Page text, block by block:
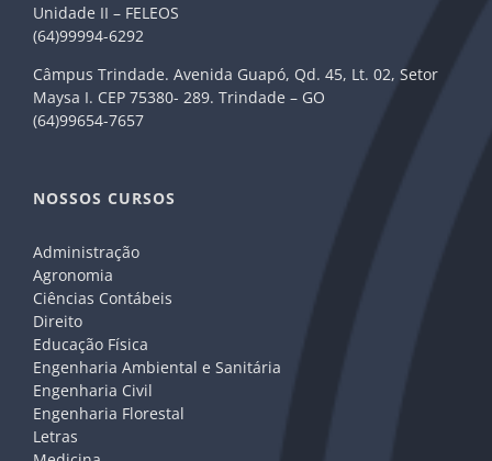
Unidade II – FELEOS
(64)99994-6292
Câmpus Trindade. Avenida Guapó, Qd. 45, Lt. 02, Setor
Maysa I. CEP 75380- 289. Trindade – GO
(64)99654-7657
NOSSOS CURSOS
Administração
Agronomia
Ciências Contábeis
Direito
Educação Física
Engenharia Ambiental e Sanitária
Engenharia Civil
Engenharia Florestal
Letras